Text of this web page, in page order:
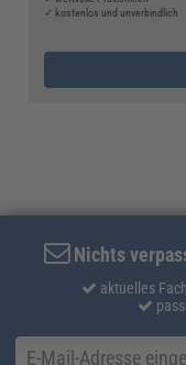
✓ kostenlos und unverbindlich
Nichts
aktuelles